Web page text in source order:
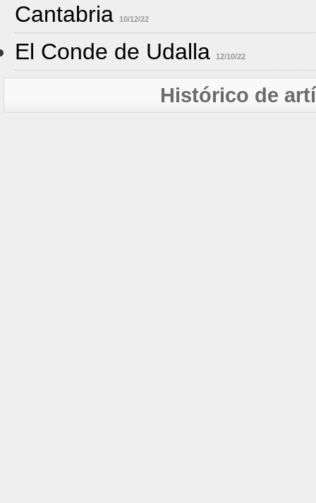
Cantabria
10/12/22
El Conde de Udalla 12/10/22
Histórico de